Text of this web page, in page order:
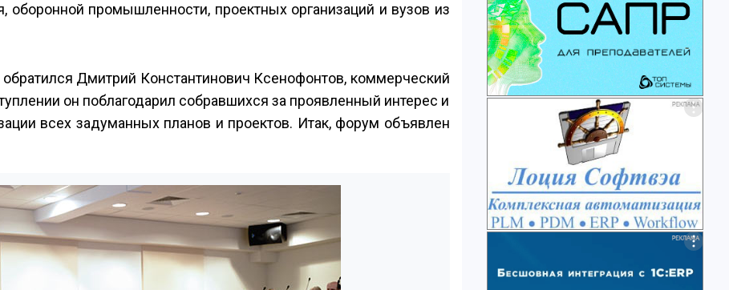
оборонной промышленности, проектных организаций и вузов из
Дмитрий Константинович Ксенофонтов, коммерческий
он поблагодарил собравшихся за проявленный интерес и
всех задуманных планов и проектов. Итак, форум объявлен